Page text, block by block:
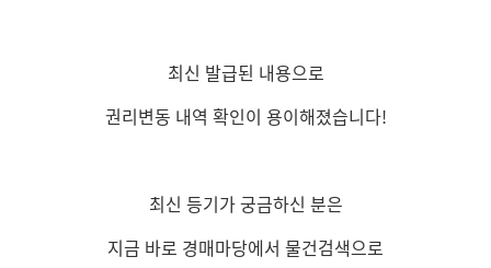
최신 발급된 내용으로
권리변동 내역 확인이 용이해졌습니다!
최신 등기가 궁금하신 분은
지금 바로 경매마당에서 물건검색으로